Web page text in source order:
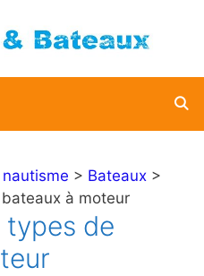
> Bateaux >
à moteur
de